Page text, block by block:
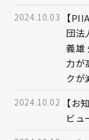
2024.10.03
【
団法
義雄
力が
クが
2024.10.02
【お
ビュ